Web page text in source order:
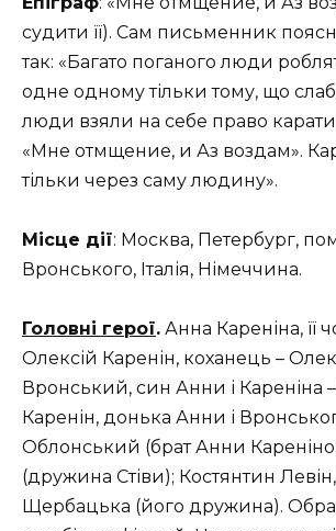
судити її). Сам письменник
так: «Багато поганого люди
одне одному тільки тому, що
люди взяли на себе право
«Мне отмщение, и Аз воздам».
тільки через саму людину».
Місце дії: Москва, Петербург,
Вронського, Італія, Німеччина.
Головні герої. Анна Кареніна, її
Олексій Каренін, коханець –
Вронський, син Анни і Кареніна –
Каренін, донька Анни і
Облонський (брат Анни
(дружина Стіви); Костянтин Левін,
Щербацька (його дружина).